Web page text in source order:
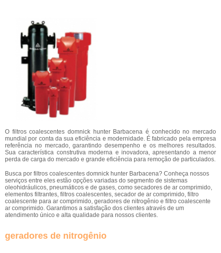
O filtros coalescentes domnick hunter Barbacena é conhecido no mercado
mundial por conta da sua eficiência e modernidade. É fabricado pela empresa
referência no mercado, garantindo desempenho e os melhores resultados.
Sua característica construtiva moderna e inovadora, apresentando a menor
perda de carga do mercado e grande eficiência para remoção de particulados.
Busca por filtros coalescentes domnick hunter Barbacena? Conheça nossos
serviços entre eles estão opções variadas do segmento de sistemas
oleohidráulicos, pneumáticos e de gases, como secadores de ar comprimido,
elementos filtrantes, filtros coalescentes, secador de ar comprimido, filtro
coalescente para ar comprimido, geradores de nitrogênio e filtro coalescente
ar comprimido. Garantimos a satisfação dos clientes através de um
atendimento único e alta qualidade para nossos clientes.
geradores de nitrogênio